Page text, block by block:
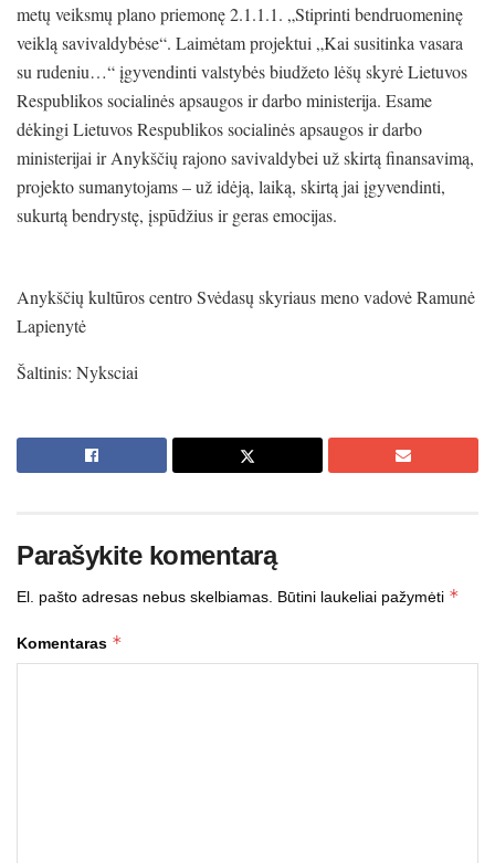
metų veiksmų plano priemonę 2.1.1.1. „Stiprinti bendruomeninę
veiklą savivaldybėse“. Laimėtam projektui „Kai susitinka vasara
su rudeniu…“ įgyvendinti valstybės biudžeto lėšų skyrė Lietuvos
Respublikos socialinės apsaugos ir darbo ministerija. Esame
dėkingi Lietuvos Respublikos socialinės apsaugos ir darbo
ministerijai ir Anykščių rajono savivaldybei už skirtą finansavimą,
projekto sumanytojams – už idėją, laiką, skirtą jai įgyvendinti,
sukurtą bendrystę, įspūdžius ir geras emocijas.
Anykščių kultūros centro Svėdasų skyriaus meno vadovė Ramunė
Lapienytė
Šaltinis: Nyksciai
Parašykite komentarą
El. pašto adresas nebus skelbiamas. Būtini laukeliai pažymėti *
Komentaras *